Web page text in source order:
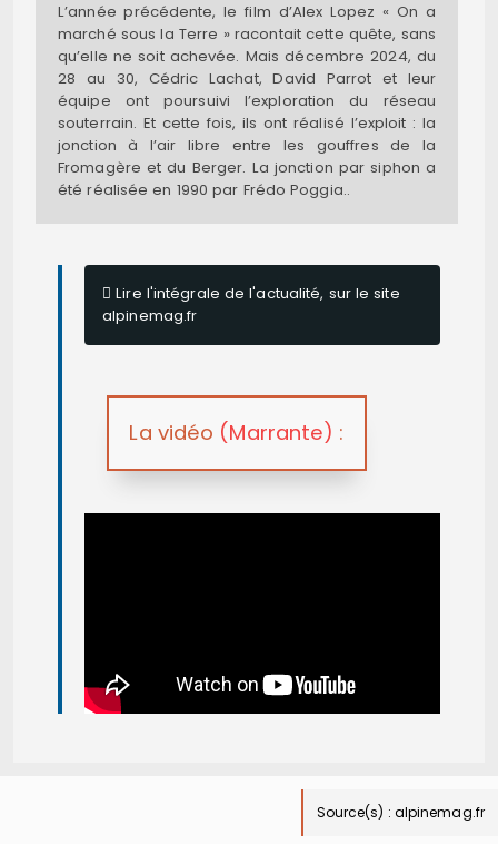
L’année précédente, le film d’Alex Lopez « On a
marché sous la Terre » racontait cette quête, sans
qu’elle ne soit achevée. Mais décembre 2024, du
28 au 30, Cédric Lachat, David Parrot et leur
équipe ont poursuivi l’exploration du réseau
souterrain. Et cette fois, ils ont réalisé l’exploit : la
jonction à l’air libre entre les gouffres de la
Fromagère et du Berger. La jonction par siphon a
été réalisée en 1990 par Frédo Poggia..
Lire l'intégrale de l'actualité, sur le site
alpinemag.fr
La vidéo (Marrante) :
Source(s) : alpinemag.fr